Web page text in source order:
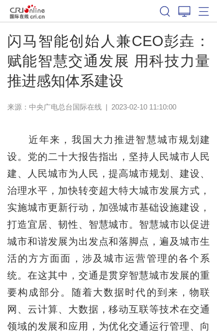
闪马智能创始人兼CEO彭垚：
赋能智慧交通发展 用科技力量
推进感知体系建设
来源：中央广电总台国际在线| 2023-02-10 11:10:00
近年来，我国大力推进智慧城市规划建
设。党的二十大报告指出，坚持人民城市人民
建、人民城市为人民，提高城市规划、建设、
治理水平，加快转变超大特大城市发展方式，
实施城市更新行动，加强城市基础设施建设，
打造宜居、韧性、智慧城市。智慧城市以促进
城市和谐发展为出发点和落脚点，遍及城市生
活的方方面面，涉及城市运营管理的各个系
统。在这其中，交通是贯穿智慧城市发展的重
要构成部分。随着大数据时代的到来，物联
网、云计算、大数据，移动互联等技术在交通
领域的发展和应用，为优化交通运行管理、向